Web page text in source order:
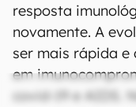
resposta
novamente. A
ser mais rápida e
em
covid-19 e AIDS.